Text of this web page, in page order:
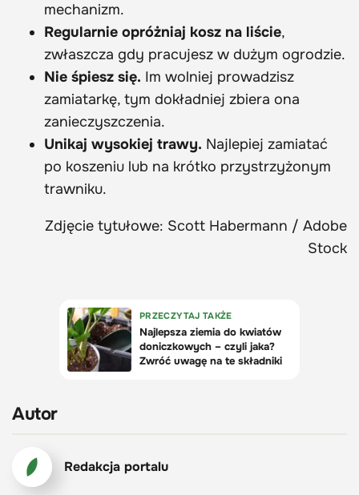
mechanizm.
Regularnie opróżniaj kosz na liście,
zwłaszcza gdy pracujesz w dużym ogrodzie.
Nie śpiesz się. Im wolniej prowadzisz
zamiatarkę, tym dokładniej zbiera ona
zanieczyszczenia.
Unikaj wysokiej trawy. Najlepiej zamiatać
po koszeniu lub na krótko przystrzyżonym
trawniku.
Zdjęcie tytułowe: Scott Habermann / Adobe
Stock
Autor
Redakcja portalu